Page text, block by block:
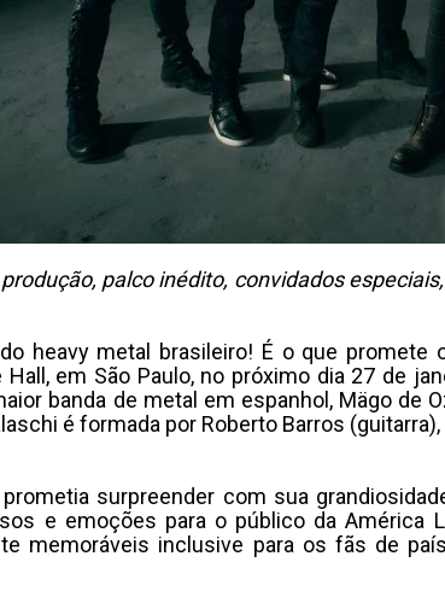
palco inédito, convidados
heavy metal brasileiro! É o que
Hall, em São Paulo, no próximo dia 27 de
banda de metal em espanhol, Mägo de
é formada por Roberto Barros
surpreender com sua
e emoções para o público da América
memoráveis inclusive para os fãs de